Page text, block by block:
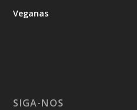
Veganas
SIGA-NOS